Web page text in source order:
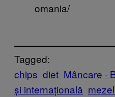
omania/
Tagged:
chips diet Mâncare ·
și internațională